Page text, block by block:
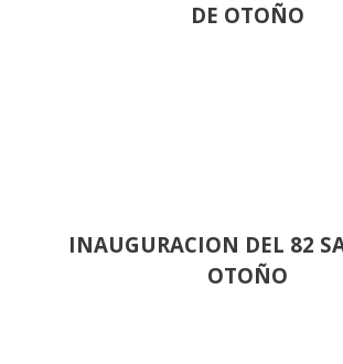
DE OTOÑO
INAUGURACION DEL 82
OTOÑO